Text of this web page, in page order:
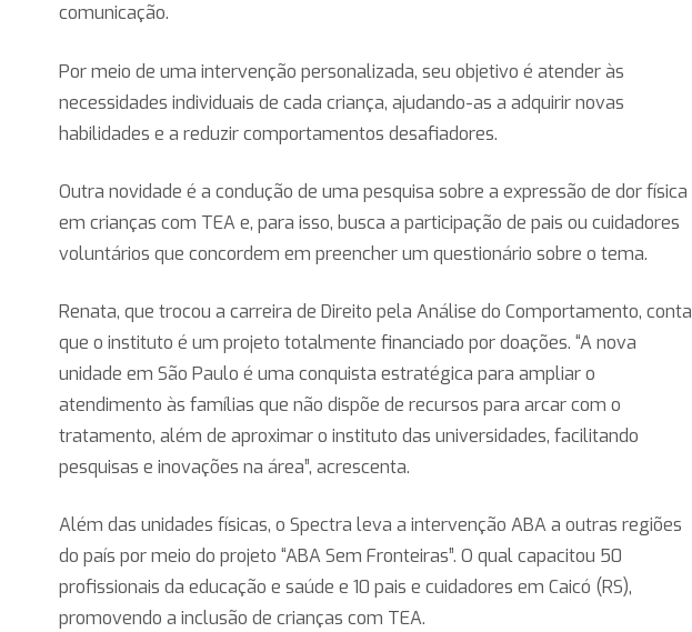
comunicação.
Por meio de uma intervenção personalizada, seu objetivo é atender às
necessidades individuais de cada criança, ajudando-as a adquirir novas
habilidades e a reduzir comportamentos desafiadores.
Outra novidade é a condução de uma pesquisa sobre a expressão de dor física
em crianças com TEA e, para isso, busca a participação de pais ou cuidadores
voluntários que concordem em preencher um questionário sobre o tema.
Renata, que trocou a carreira de Direito pela Análise do Comportamento, conta
que o instituto é um projeto totalmente financiado por doações. “A nova
unidade em São Paulo é uma conquista estratégica para ampliar o
atendimento às famílias que não dispõe de recursos para arcar com o
tratamento, além de aproximar o instituto das universidades, facilitando
pesquisas e inovações na área”, acrescenta.
Além das unidades físicas, o Spectra leva a intervenção ABA a outras regiões
do país por meio do projeto “ABA Sem Fronteiras”. O qual capacitou 50
profissionais da educação e saúde e 10 pais e cuidadores em Caicó (RS),
promovendo a inclusão de crianças com TEA.